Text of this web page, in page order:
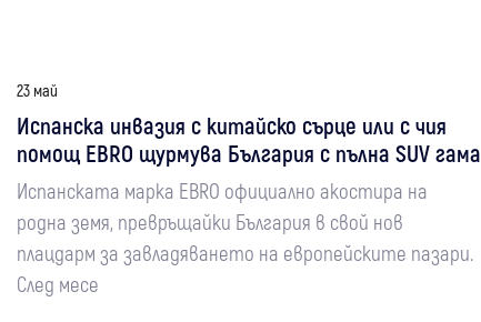
23 май
Испанска инвазия с китайско сърце или с чия
помощ EBRO щурмува България с пълна SUV гама
Испанската марка EBRO официално акостира на
родна земя, превръщайки България в свой нов
плацдарм за завладяването на европейските пазари.
След месе